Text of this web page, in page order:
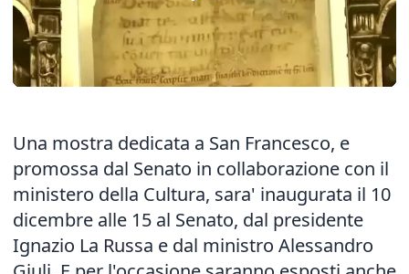
Una mostra dedicata a San Francesco, e
promossa dal Senato in collaborazione con il
ministero della Cultura, sara' inaugurata il 10
dicembre alle 15 al Senato, dal presidente
Ignazio La Russa e dal ministro Alessandro